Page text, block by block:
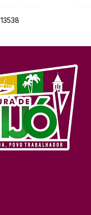
13538